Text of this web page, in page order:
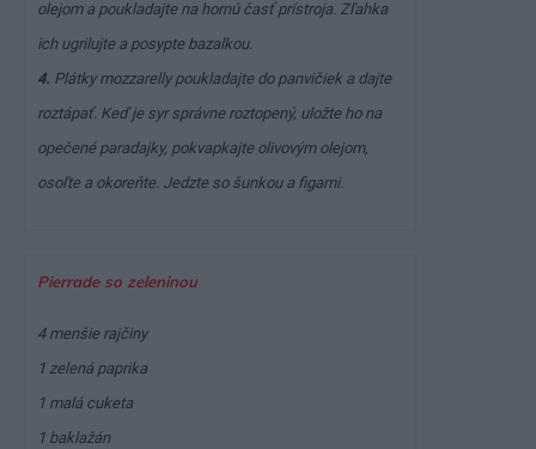
olejom a poukladajte na hornú časť prístroja. Zľahka
ich ugrilujte a posypte bazalkou.
4. Plátky mozzarelly poukladajte do panvičiek a dajte
roztápať. Keď je syr správne roztopený, uložte ho na
opečené paradajky, pokvapkajte olivovým olejom,
osoľte a okoreňte. Jedzte so šunkou a figami.
Pierrade so zeleninou
4 menšie rajčiny
1 zelená paprika
1 malá cuketa
1 baklažán